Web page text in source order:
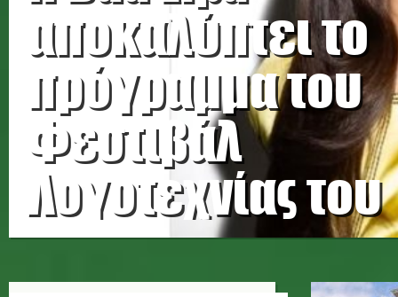
αποκαλύπτει το
πρόγραμμα του
Φεστιβάλ
Λογοτεχνίας του
Λονδίνου